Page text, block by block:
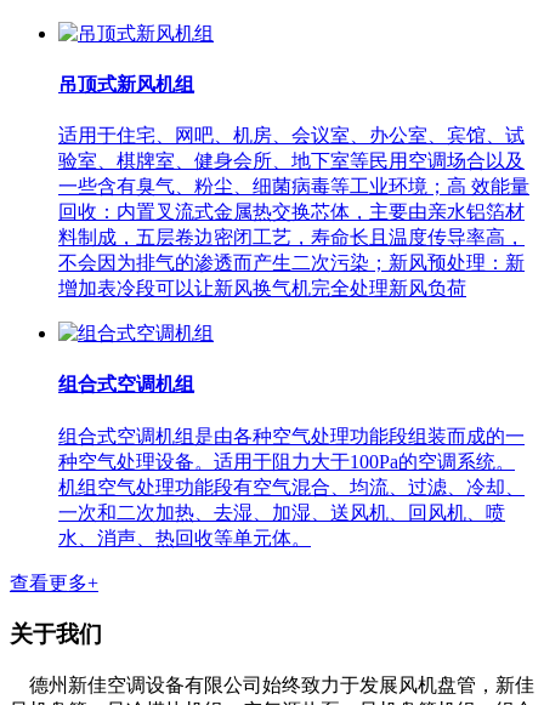
吊顶式新风机组
适用于住宅、网吧、机房、会议室、办公室、宾馆、试
验室、棋牌室、健身会所、地下室等民用空调场合以及
一些含有臭气、粉尘、细菌病毒等工业环境；高 效能量
回收：内置叉流式金属热交换芯体，主要由亲水铝箔材
料制成，五层卷边密闭工艺，寿命长且温度传导率高，
不会因为排气的渗透而产生二次污染；新风预处理：新
增加表冷段可以让新风换气机完全处理新风负荷
组合式空调机组
组合式空调机组是由各种空气处理功能段组装而成的一
种空气处理设备。适用于阻力大于100Pa的空调系统。
机组空气处理功能段有空气混合、均流、过滤、冷却、
一次和二次加热、去湿、加湿、送风机、回风机、喷
水、消声、热回收等单元体。
查看更多+
关于我们
德州新佳空调设备有限公司始终致力于发展风机盘管，新佳